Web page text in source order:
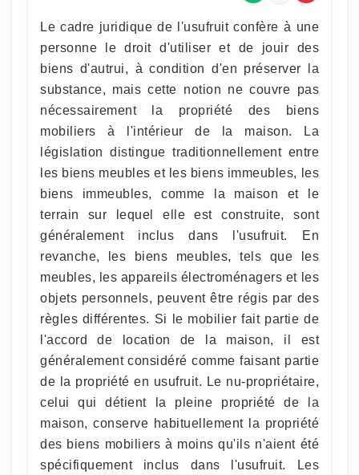
Le cadre juridique de l'usufruit confère à une
personne le droit d'utiliser et de jouir des
biens d'autrui, à condition d'en préserver la
substance, mais cette notion ne couvre pas
nécessairement la propriété des biens
mobiliers à l'intérieur de la maison. La
législation distingue traditionnellement entre
les biens meubles et les biens immeubles, les
biens immeubles, comme la maison et le
terrain sur lequel elle est construite, sont
généralement inclus dans l'usufruit. En
revanche, les biens meubles, tels que les
meubles, les appareils électroménagers et les
objets personnels, peuvent être régis par des
règles différentes. Si le mobilier fait partie de
l'accord de location de la maison, il est
généralement considéré comme faisant partie
de la propriété en usufruit. Le nu-propriétaire,
celui qui détient la pleine propriété de la
maison, conserve habituellement la propriété
des biens mobiliers à moins qu'ils n'aient été
spécifiquement inclus dans l'usufruit. Les